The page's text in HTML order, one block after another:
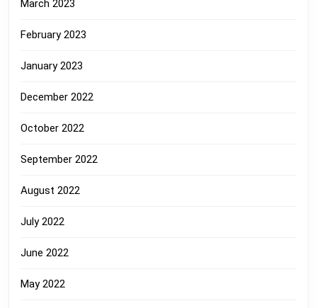
March 2023
February 2023
January 2023
December 2022
October 2022
September 2022
August 2022
July 2022
June 2022
May 2022